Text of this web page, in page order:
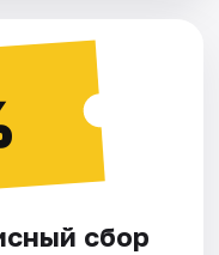
сбор